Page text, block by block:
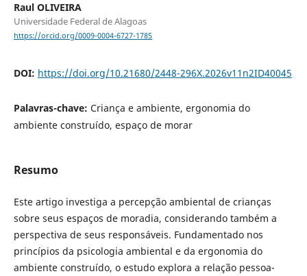
Raul OLIVEIRA
Universidade Federal de Alagoas
https://orcid.org/0009-0004-6727-1785
DOI: https://doi.org/10.21680/2448-296X.2026v11n2ID40045
Palavras-chave: Criança e ambiente, ergonomia do
ambiente construído, espaço de morar
Resumo
Este artigo investiga a percepção ambiental de crianças
sobre seus espaços de moradia, considerando também a
perspectiva de seus responsáveis. Fundamentado nos
princípios da psicologia ambiental e da ergonomia do
ambiente construído, o estudo explora a relação pessoa-